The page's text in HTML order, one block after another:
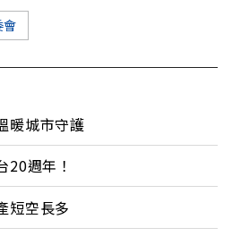
會
暖城市守護
20週年！
短空長多